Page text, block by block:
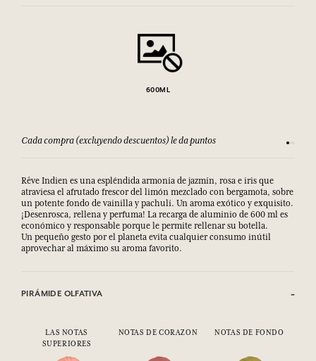
600ML
Cada compra (excluyendo descuentos) le da puntos
Rêve Indien es una espléndida armonía de jazmín, rosa e iris que
atraviesa el afrutado frescor del limón mezclado con bergamota, sobre
un potente fondo de vainilla y pachulí. Un aroma exótico y exquisito.
¡Desenrosca, rellena y perfuma! La recarga de aluminio de 600 ml es
económico y responsable porque le permite rellenar su botella.
Un pequeño gesto por el planeta evita cualquier consumo inútil
aprovechar al máximo su aroma favorito.
PIRÁMIDE OLFATIVA
LAS NOTAS
SUPERIORES
NOTAS DE CORAZON NOTAS DE FONDO